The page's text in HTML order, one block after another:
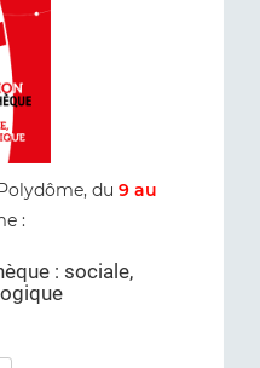
du 9 au
:
: sociale,